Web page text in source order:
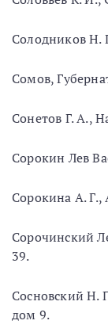
Солодников Н.
Сомов,
Сонетов Г. А.,
Сорокин Лев
Сорокина А. Г.,
Сорочинский
39.
Сосновский Н.
дом 9.